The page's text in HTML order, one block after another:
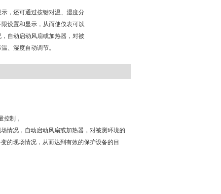
，还可通过按键对温、湿度分
设置和显示，从而使仪表可以
自动启动风扇或加热器，对被
、湿度自动调节。
控制，
情况，自动启动风扇或加热器，对被测环境的
的现场情况，从而达到有效的保护设备的目